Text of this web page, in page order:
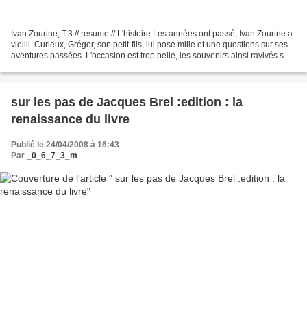
Ivan Zourine, T.3.// resume // L'histoire Les années ont passé, Ivan Zourine a
vieilli. Curieux, Grégor, son petit-fils, lui pose mille et une questions sur ses
aventures passées. L'occasion est trop belle, les souvenirs ainsi ravivés sont
sur les pas de Jacques Brel :edition : la
renaissance du livre
Publié le 24/04/2008 à 16:43
Par
_0_6_7_3_m